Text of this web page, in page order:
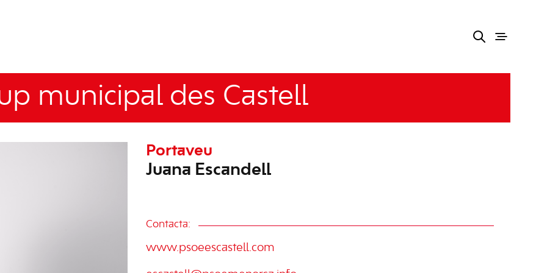
municipal des Castell
Portaveu
Juana Escandell
Contacta:
www.psoeescastell.com